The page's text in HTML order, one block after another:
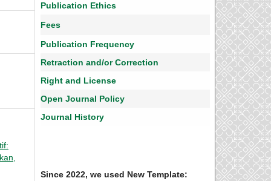
Publication Ethics
Fees
Publication Frequency
Retraction and/or Correction
Right and License
Open Journal Policy
Journal History
Since 2022, we used New Template: